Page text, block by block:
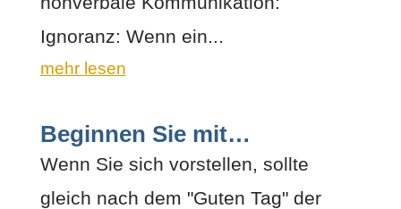
Ignoranz: Wenn ein...
mehr lesen
Beginnen Sie mit…
Wenn Sie sich vorstellen, sollte
gleich nach dem "Guten Tag" der